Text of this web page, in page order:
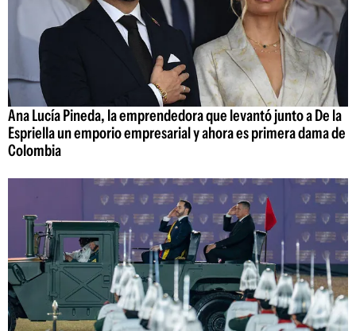
Ana Lucía Pineda, la emprendedora que levantó junto a De la
Espriella un emporio empresarial y ahora es primera dama de
Colombia